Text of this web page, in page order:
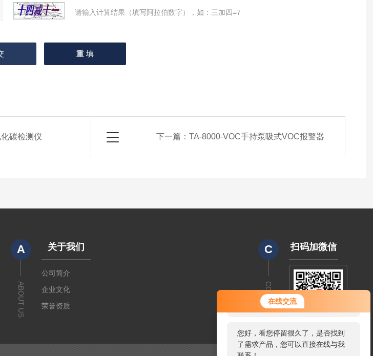
在线交流
您好！欢迎前来咨询，很高兴为您
服务，请问您要咨询什么问题呢？
您好，看您停留很久了，是否找到
了需求产品，您可以直接在线与我
请输入计算结果（填写阿拉伯数字），如：三加四=7
碳检测仪 下一篇： TA-8000-VOC手持泵吸式VOC报警器
A
ABOUT US
关于我们
公司简介
企业文化
荣誉资质
C
CODE
扫码加微信